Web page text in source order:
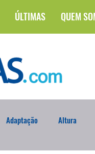
ÚLTIMAS QUEM
Adaptação Altura